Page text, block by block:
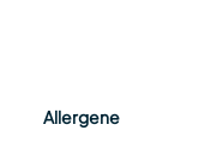
Allergene